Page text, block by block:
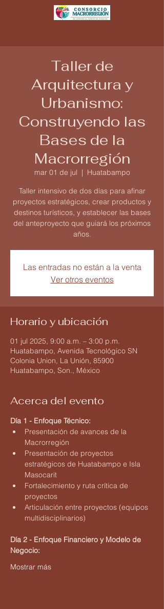
Taller de
Arquitectura y
Urbanismo:
Construyendo las
Bases de la
Macrorregión
mar 01 de jul
  |
Huatabampo
Taller intensivo de dos días para afinar
proyectos estratégicos, crear productos y
destinos turísticos, y establecer las bases
del anteproyecto que guiará los próximos
años.
Las entradas no están a la venta
Ver otros eventos
Horario y ubicación
01 jul 2025, 9:00 a.m. – 3:00 p.m.
Huatabampo, Avenida Tecnológico SN
Colonia Union, La Unión, 85900
Huatabampo, Son., México
Acerca del evento
Día 1 - Enfoque Técnico:
Presentación de avances de la
Macrorregión
Presentación de proyectos
estratégicos de Huatabampo e Isla
Masocarit
Fortalecimiento y ruta crítica de
proyectos
Articulación entre proyectos (equipos
multidisciplinarios)
Día 2 - Enfoque Financiero y Modelo de
Negocio:
Mostrar más